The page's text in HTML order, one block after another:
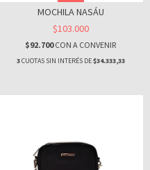
MOCHILA NASÁU
$103.000
$92.700CON A CONVENIR
3CUOTAS SIN INTERÉS DE$34.333,33